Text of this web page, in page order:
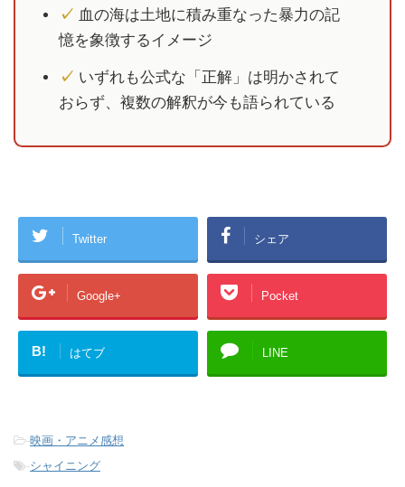
✓ 血の海は土地に積み重なった暴力の記
憶を象徴するイメージ
✓ いずれも公式な「正解」は明かされて
おらず、複数の解釈が今も語られている
Twitter シェア
Google+ Pocket
B! はてブ LINE
-映画・アニメ感想
-シャイニング